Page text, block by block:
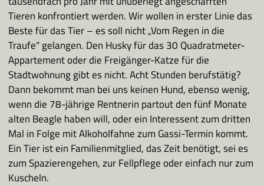
Tieren konfrontiert werden. Wir wollen in erster Linie das
Beste für das Tier – es soll nicht „Vom Regen in die
Traufe“ gelangen. Den Husky für das 30 Quadratmeter-
Appartement oder die Freigänger-Katze für die
Stadtwohnung gibt es nicht. Acht Stunden berufstätig?
Dann bekommt man bei uns keinen Hund, ebenso wenig,
wenn die 78-jährige Rentnerin partout den fünf Monate
alten Beagle haben will, oder ein Interessent zum dritten
Mal in Folge mit Alkoholfahne zum Gassi-Termin kommt.
Ein Tier ist ein Familienmitglied, das Zeit benötigt, sei es
zum Spazierengehen, zur Fellpflege oder einfach nur zum
Kuscheln.